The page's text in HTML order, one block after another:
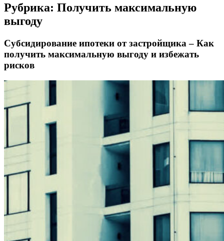
Рубрика: Получить максимальную
выгоду
Субсидирование ипотеки от застройщика – Как
получить максимальную выгоду и избежать
рисков